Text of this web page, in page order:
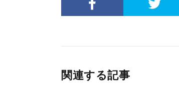
関連する記事